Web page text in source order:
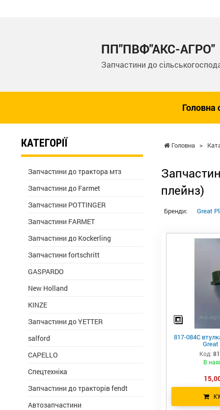
ПП"ПВФ"АКС-АГРО"
Запчастини до
Головна
Головна >
плейнз)
Бренди: Great
817-084C
Great
Код:
В
КАТЕГОРІЇ
Запчастини до трактора мтз
Запчастини до Farmet
Запчастини POTTINGER
Запчастини FARMET
Запчастини до Kockerling
Запчастини fortschritt
GASPARDO
New Holland
KINZE
Запчастини до YETTER
salford
CAPELLO
Спецтехніка
Запчастини до тракторів fendt
Автозапчастини